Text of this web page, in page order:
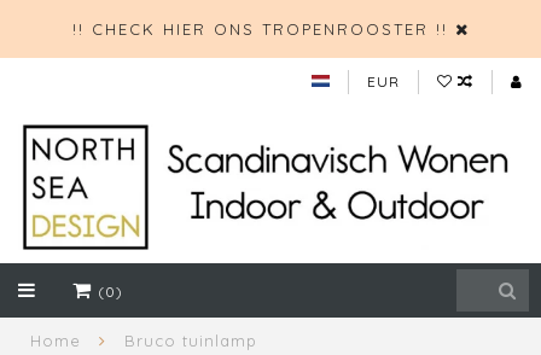
!! CHECK HIER ONS TROPENROOSTER !!
EUR
(0)
Home Bruco tuinlamp